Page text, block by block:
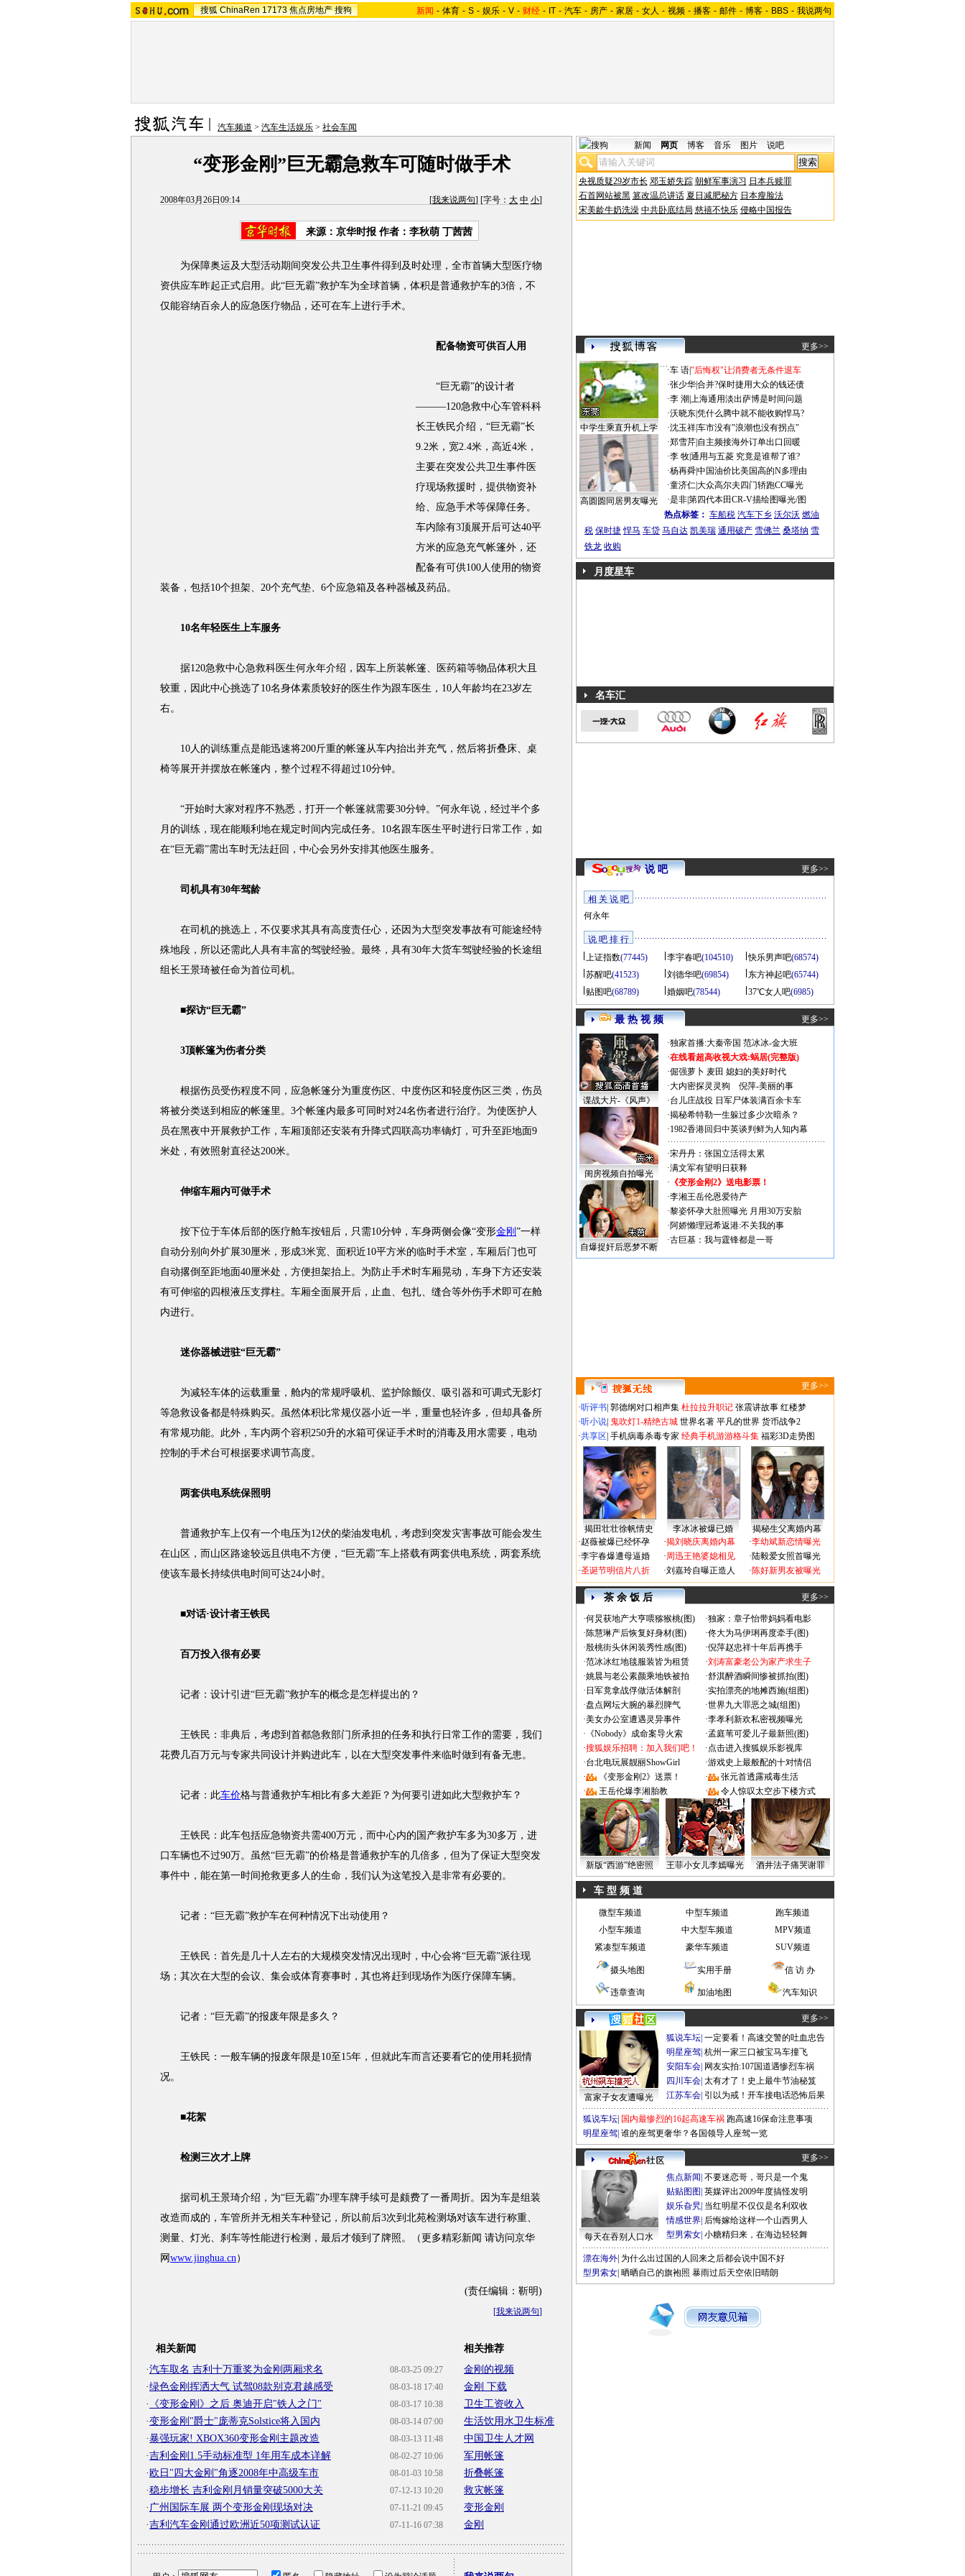
搜狐 ChinaRen 17173 焦点房地产 搜狗 新闻 - 体育 - S - 娱乐 - V - 财经 - IT - 汽车 - 房产 - 家居 - 女人 - 视频 - 播客 - 邮件 - 博客 - BBS - 我说两句
汽车频道 > 汽车生活娱乐 > 社会车闻
“变形金刚”巨无霸急救车可随时做手术
2008年03月26日09:14 [我来说两句] [字号： 大 中 小]
来源：京华时报 作者：李秋萌 丁茜茜
为保障奥运及大型活动期间突发公共卫生事件得到及时处理，全市首辆大型医疗物
资供应车昨起正式启用。此“巨无霸”救护车为全球首辆，体积是普通救护车的3倍，不
仅能容纳百余人的应急医疗物品，还可在车上进行手术。
配备物资可供百人用
“巨无霸”的设计者
———120急救中心车管科科
长王铁民介绍，“巨无霸”长
9.2米，宽2.4米，高近4米，
主要在突发公共卫生事件医
疗现场救援时，提供物资补
给、应急手术等保障任务。
车内除有3顶展开后可达40平
方米的应急充气帐篷外，还
配备有可供100人使用的物资
装备，包括10个担架、20个充气垫、6个应急箱及各种器械及药品。
10名年轻医生上车服务
据120急救中心急救科医生何永年介绍，因车上所装帐篷、医药箱等物品体积大且
较重，因此中心挑选了10名身体素质较好的医生作为跟车医生，10人年龄均在23岁左
右。
10人的训练重点是能迅速将200斤重的帐篷从车内抬出并充气，然后将折叠床、桌
椅等展开并摆放在帐篷内，整个过程不得超过10分钟。
“开始时大家对程序不熟悉，打开一个帐篷就需要30分钟。”何永年说，经过半个多
月的训练，现在能顺利地在规定时间内完成任务。10名跟车医生平时进行日常工作，如
在“巨无霸”需出车时无法赶回，中心会另外安排其他医生服务。
司机具有30年驾龄
在司机的挑选上，不仅要求其具有高度责任心，还因为大型突发事故有可能途经特
殊地段，所以还需此人具有丰富的驾驶经验。最终，具有30年大货车驾驶经验的长途组
组长王景琦被任命为首位司机。
■探访“巨无霸”
3顶帐篷为伤者分类
根据伤员受伤程度不同，应急帐篷分为重度伤区、中度伤区和轻度伤区三类，伤员
将被分类送到相应的帐篷里。3个帐篷内最多可同时对24名伤者进行治疗。为使医护人
员在黑夜中开展救护工作，车厢顶部还安装有升降式四联高功率镝灯，可升至距地面9
米处，有效照射直径达200米。
伸缩车厢内可做手术
按下位于车体后部的医疗舱车按钮后，只需10分钟，车身两侧会像“变形金刚 ”一样
自动分别向外扩展30厘米，形成3米宽、面积近10平方米的临时手术室，车厢后门也可
自动撂倒至距地面40厘米处，方便担架抬上。为防止手术时车厢晃动，车身下方还安装
有可伸缩的四根液压支撑柱。车厢全面展开后，止血、包扎、缝合等外伤手术即可在舱
内进行。
迷你器械进驻“巨无霸”
为减轻车体的运载重量，舱内的常规呼吸机、监护除颤仪、吸引器和可调式无影灯
等急救设备都是特殊购买。虽然体积比常规仪器小近一半，重量也轻许多，但却具备所
有常规功能。此外，车内两个容积250升的水箱可保证手术时的消毒及用水需要，电动
控制的手术台可根据要求调节高度。
两套供电系统保照明
普通救护车上仅有一个电压为12伏的柴油发电机，考虑到突发灾害事故可能会发生
在山区，而山区路途较远且供电不方便，“巨无霸”车上搭载有两套供电系统，两套系统
使该车最长持续供电时间可达24小时。
■对话·设计者王铁民
百万投入很有必要
记者：设计引进“巨无霸”救护车的概念是怎样提出的？
王铁民：非典后，考虑到首都急救部门所承担的任务和执行日常工作的需要，我们
花费几百万元与专家共同设计并购进此车，以在大型突发事件来临时做到有备无患。
记者：此车价格与普通救护车相比有多大差距？为何要引进如此大型救护车？
王铁民：此车包括应急物资共需400万元，而中心内的国产救护车多为30多万，进
口车辆也不过90万。虽然“巨无霸”的价格是普通救护车的几倍多，但为了保证大型突发
事件中，能在第一时间抢救更多人的生命，我们认为这笔投入是非常有必要的。
记者：“巨无霸”救护车在何种情况下出动使用？
王铁民：首先是几十人左右的大规模突发情况出现时，中心会将“巨无霸”派往现
场；其次在大型的会议、集会或体育赛事时，其也将赶到现场作为医疗保障车辆。
记者：“巨无霸”的报废年限是多久？
王铁民：一般车辆的报废年限是10至15年，但就此车而言还要看它的使用耗损情
况。
■花絮
检测三次才上牌
据司机王景琦介绍，为“巨无霸”办理车牌手续可是颇费了一番周折。因为车是组装
改造而成的，车管所并无相关车种登记，所以前后3次到北苑检测场对该车进行称重、
测量、灯光、刹车等性能进行检测，最后才领到了牌照。（更多精彩新闻 请访问京华
网 www.jinghua.cn）
(责任编辑：靳明)
[我来说两句]
相关新闻
08-03-25 09:27
·汽车取名 吉利十万重奖为金刚两厢求名
08-03-18 17:40
·绿色金刚挥洒大气 试驾08款别克君越感受
08-03-17 10:38
· 《变形金刚》之后 奥迪开启"铁人之门"
08-03-14 07:00
·变形金刚"爵士"庞蒂克Solstice将入国内
08-03-13 11:48
·暴强玩家! XBOX360变形金刚主题改造
08-02-27 10:06
·吉利金刚1.5手动标准型 1年用车成本详解
08-01-03 10:58
· 欧日"四大金刚"角逐2008年中高级车市
07-12-13 10:20
·稳步增长 吉利金刚月销量突破5000大关
07-11-21 09:45
· 广州国际车展 两个变形金刚现场对决
07-11-16 07:38
·吉利汽车金刚通过欧洲近50项测试认证
相关推荐
金刚的视频
金刚 下载
卫生工资收入
生活饮用水卫生标准
中国卫生人才网
军用帐篷
折叠帐篷
救灾帐篷
变形金刚
金刚
新闻 网页 博客 音乐 图片 说吧
央视质疑29岁市长 邓玉娇失踪 朝鲜军事演习 日本兵赎罪
石首网站被黑 篡改温总讲话 夏日减肥秘方 日本瘦脸法
宋美龄牛奶洗澡 中共卧底结局 慈禧不快乐 侵略中国报告
更多>>
中学生乘直升机上学
高圆圆同居男友曝光
·车 语|"后悔权"让消费者无条件退车
·张少华|合并?保时捷用大众的钱还债
·李 潮 上海通用淡出萨博是时间问题
·沃晓东|凭什么腾中就不能收购悍马?
·沈玉祥|车市没有"浪潮也没有拐点"
·郑雪芹| 自主频接海外订单出口回暖
·李 牧|通用与五菱 究竟是谁帮了谁?
·杨再舜|中国油价比美国高的N多理由
·童济仁|大众高尔夫四门轿跑CC曝光
·是非|第四代本田CR-V描绘图曝光/图
热点标签： 车船税 汽车下乡 沃尔沃 燃油
税 保时捷 悍马 车贷 马自达 凯美瑞 通用破产 雪佛兰 桑塔纳 雪
铁龙 收购
月度星车
名车汇
说 吧 更多>>
相 关 说 吧
何永年
说 吧 排 行
上证指数(77445) 李宇春吧(104510) 快乐男声吧(68574)
苏醒吧(41523) 刘德华吧(69854) 东方神起吧(65744)
贴图吧(68789) 婚姻吧(78544) 37℃女人吧(6985)
最 热 视 频 更多>>
谍战大片-《风声》
闺房视频自拍曝光
自爆捉奸后恶梦不断
·独家首播:大秦帝国 范冰冰-金大班
·在线看超高收视大戏:蜗居(完整版)
·倔强萝卜 麦田 媳妇的美好时代
·大内密探灵灵狗
倪萍-美丽的事
·台儿庄战役 日军尸体装满百余卡车
·揭秘希特勒一生躲过多少次暗杀？
·1982香港回归中英谈判鲜为人知内幕
·宋丹丹：张国立活得太累
·满文军有望明日获释
· 《变形金刚2》送电影票！
·李湘王岳伦恩爱待产
·黎姿怀孕大肚照曝光 月用30万安胎
·阿娇懒理冠希返港:不关我的事
·古巨基：我与霆锋都是一哥
更多>>
·听评书 郭德纲对口相声集 杜拉拉升职记 张震讲故事 红楼梦
·听小说 鬼吹灯1-精绝古城 世界名著 平凡的世界 货币战争2
·共享区 手机病毒杀毒专家 经典手机游游格斗集 福彩3D走势图
揭田壮壮徐帆情史 李冰冰被爆已婚
揭秘生父离婚内幕
·赵薇被爆已经怀孕
·李宇春爆遭母逼婚
·圣诞节明信片八折
·揭刘晓庆离婚内幕
·周迅王艳婆媳相见
·刘嘉玲自曝正造人
·李幼斌新恋情曝光
·陆毅爱女照首曝光
·陈好新男友被曝光
茶 余 饭 后 更多>>
·何炅获地产大亨喂猕猴桃(图) ·独家：章子怡带妈妈看电影
·陈慧琳产后恢复好身材(图) ·佟大为马伊琍再度牵手(图)
·殷桃街头休闲装秀性感(图) ·倪萍赵忠祥十年后再携手
·范冰冰红地毯服装皆为租赁 ·刘涛富豪老公为家产求生子
·姚晨与老公素颜乘地铁被拍 ·舒淇醉酒瞬间惨被抓拍(图)
· 日军竟拿战俘做活体解剖 ·实拍漂亮的地摊西施(组图)
·盘点网坛大腕的暴烈脾气 ·世界九大罪恶之城(组图)
·美女办公室遭遇灵异事件 ·李孝利新欢私密视频曝光
· 《Nobody》成命案导火索 ·孟庭苇可爱儿子最新照(图)
·搜狐娱乐招聘：加入我们吧！ ·点击进入搜狐娱乐影视库
·台北电玩展靓丽ShowGirl ·游戏史上最般配的十对情侣
·
《变形金刚2》送票！ ·
张元首透露戒毒生活
·
王岳伦爆李湘胎教 · 令人惊叹太空步下楼方式
新版“西游”绝密照 王菲小女儿李嫣曝光 酒井法子痛哭谢罪
车 型 频 道
微型车频道 中型车频道
跑车频道
小型车频道
中大型车频道
MPV频道
紧凑型车频道
豪华车频道 SUV频道
摄头地图 实用手册 信 访 办
违章查询 加油地图 汽车知识
更多>>
富家子女友遭曝光
狐说车坛 一定要看！高速交警的吐血忠告
明星座驾 杭州一家三口被宝马车撞飞
安阳车会 网友实拍:107国道遇惨烈车祸
四川车会 太有才了！史上最牛节油秘笈
江苏车会 引以为戒！开车接电话恐怖后果
狐说车坛 国内最惨烈的16起高速车祸 跑高速16保命注意事项
明星座驾 谁的座驾更奢华？各国领导人座驾一览
更多>>
每天在吞别人口水
焦点新闻 不要迷恋哥，哥只是一个鬼
贴贴图图 英媒评出2009年度搞怪发明
娱乐旮旯 当红明星不仅仅是名利双收
情感世界 后悔嫁给这样一个山西男人
型男索女 小糖精归来，在海边轻轻舞
漂在海外 为什么出过国的人回来之后都会说中国不好
型男索女 晒晒自己的旗袍照 暴雨过后天空依旧晴朗